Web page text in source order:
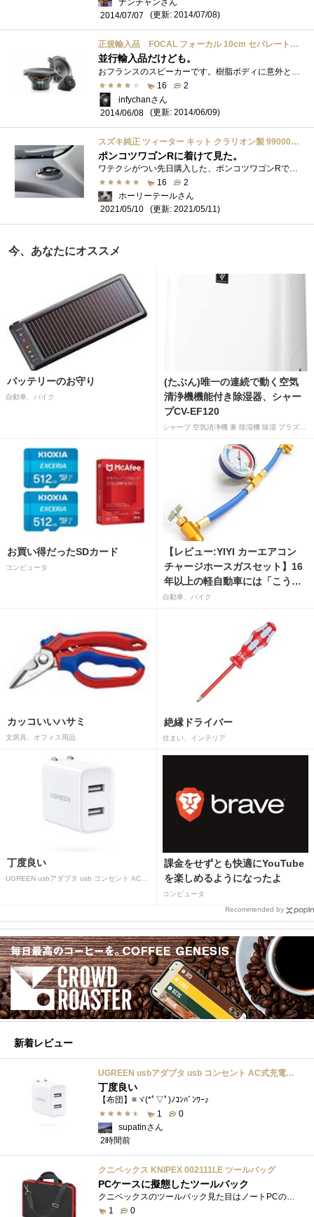
2014/07/07
(更新: 2014/07/08)
正規輸入品 FOCAL フォーカル 10cm セパレート 2ウェイ スピーカーシステム ISN100
並行輸入品だけども。
おフランスのスピーカーです。樹脂ボディに意外と小径なマグネットがちょっと頼りないです。ツイーターのケースがしっかりしてるのがイイで�...
16
2
infychanさん
2014/06/08
(更新: 2014/06/09)
スズキ純正 ツィーター キット クラリオン製 99000-79W32 GS-369S MRワゴン ラパン ワゴンR セルボ パレット ソリオ ハスラー クロスビー エブリイ
ポンコツワゴンRに着けて見た。
ワテクシがつい先日購入した、ポンコツワゴンRですが ポンコツにふさわしく、ツイーターの片側が壊れて音が出ず。 音が出ているほうも、シャ...
16
2
ホーリーテールさん
2021/05/10
(更新: 2021/05/11)
今、あなたにオススメ
バッテリーのお守り
自動車、バイク
(たぶん)唯一の連続で動く空気
清浄機機能付き除湿器、シャー
プCV-EF120
お買い得だったSDカード
コンピュータ
【レビュー:YIYI カーエアコン
チャージホースガスセット】16
年以上の軽自動車には「こうか
はばつぐんだ」が…
自動車、バイク
カッコいいハサミ
文房具、オフィス用品
絶縁ドライバー
住まい、インテリア
丁度良い
課金をせずとも快適にYouTube
を楽しめるようになったよ
コンピュータ
Recommended by
新着レビュー
UGREEN usbアダプタ usb コンセント AC式充電器 3.1A PSE認証済み 折りたたみ式プラグ 2ポート
丁度良い
【布団】≡ヾ(*ﾟ▽ﾟ)ﾉｺﾝﾊﾞﾝﾜｰ♪
1
0
supatinさん
2時間前
クニペックス KNIPEX 002111LE ツールバッグ
PCケースに擬態したツールバック
クニペックスのツールバック見た目はノートPCのバックみたい。中には工具を入れるポケットや工具を固定するゴムバンドが付いています。
1
0